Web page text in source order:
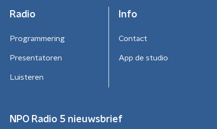
Radio
Programmering
Presentatoren
Luisteren
Info
Contact
App de studio
NPO Radio 5 nieuwsbrief